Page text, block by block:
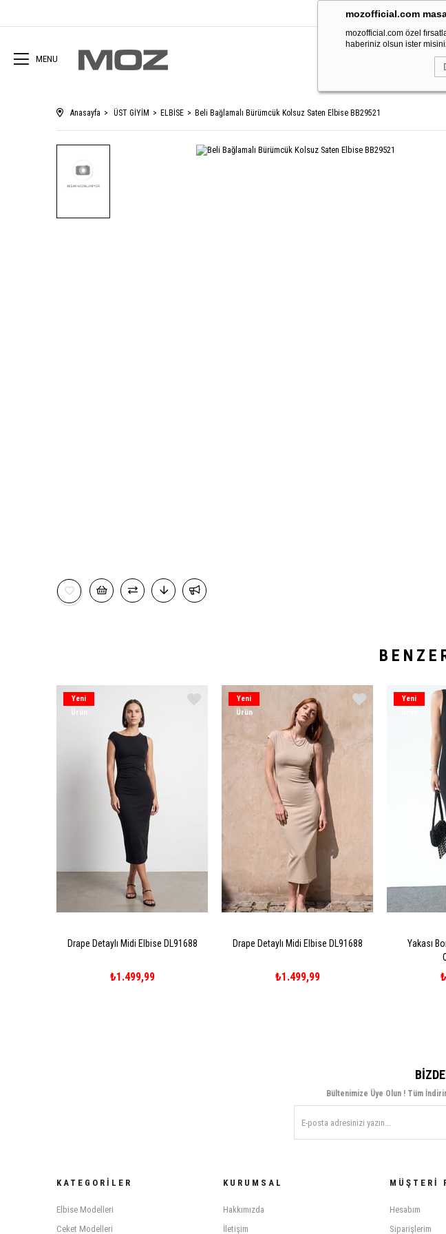
mozofficial.com
mozofficial.com özel
haberiniz olsun ister
MENU
Anasayfa ÜST GİYİM ELBİSE Beli Bağlamalı Bürümcük Kolsuz Saten Elbise BB29521
Drape Detaylı Midi Elbise DL91688
₺1.499,99
Yeni
Ürün
Drape Detaylı Midi Elbise DL91688
₺1.499,99
Yeni
Ürün
Yakası
Yeni
Bültenimize Üye Olun ! Tüm
KATEGORILER
Elbise Modelleri
Ceket Modelleri
KURUMSAL
Hakkımızda
İletişim
MÜŞTERI
Hesabım
Siparişlerim